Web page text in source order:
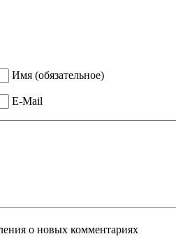
Имя (обязательное)
E-Mail
о новых комментариях